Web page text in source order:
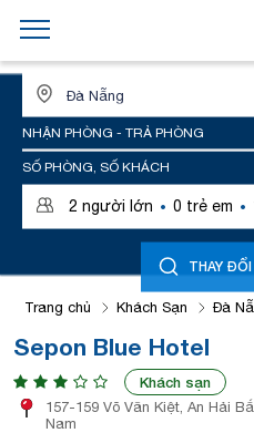
NHẬN PHÒNG - TRẢ PHÒNG
SỐ PHÒNG, SỐ KHÁCH
2 người lớn · 0 trẻ em ·
THAY
Trang chủ Khách Sạn Đà
Sepon Blue Hotel
Khách sạn
157-159 Võ Văn Kiệt, An Hải
Nam